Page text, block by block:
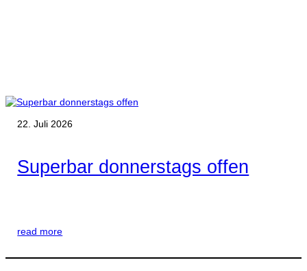
22. Juli 2026
Superbar donnerstags offen
read more